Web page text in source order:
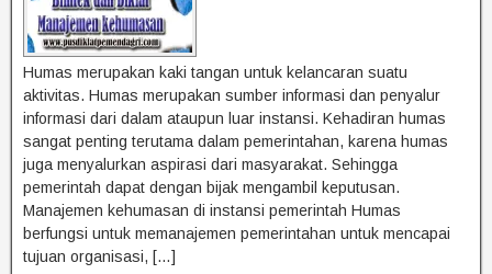
Humas merupakan kaki tangan untuk kelancaran suatu
aktivitas. Humas merupakan sumber informasi dan penyalur
informasi dari dalam ataupun luar instansi. Kehadiran humas
sangat penting terutama dalam pemerintahan, karena humas
juga menyalurkan aspirasi dari masyarakat. Sehingga
pemerintah dapat dengan bijak mengambil keputusan.
Manajemen kehumasan di instansi pemerintah Humas
berfungsi untuk memanajemen pemerintahan untuk mencapai
tujuan organisasi, […]